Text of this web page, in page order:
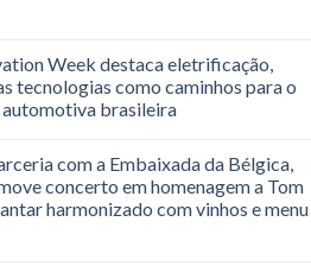
Week destaca eletrificação,
tecnologias como caminhos para o
brasileira
com a Embaixada da Bélgica,
concerto em homenagem a Tom
harmonizado com vinhos e menu